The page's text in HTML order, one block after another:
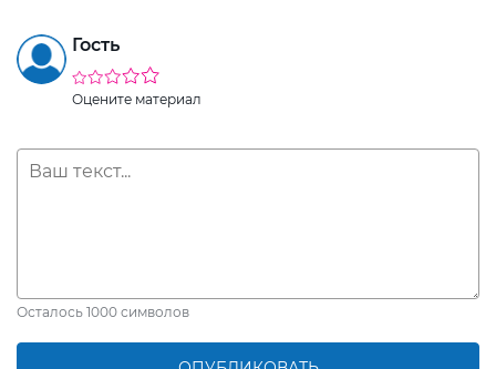
Гость
Оцените материал
Осталось 1000 символов